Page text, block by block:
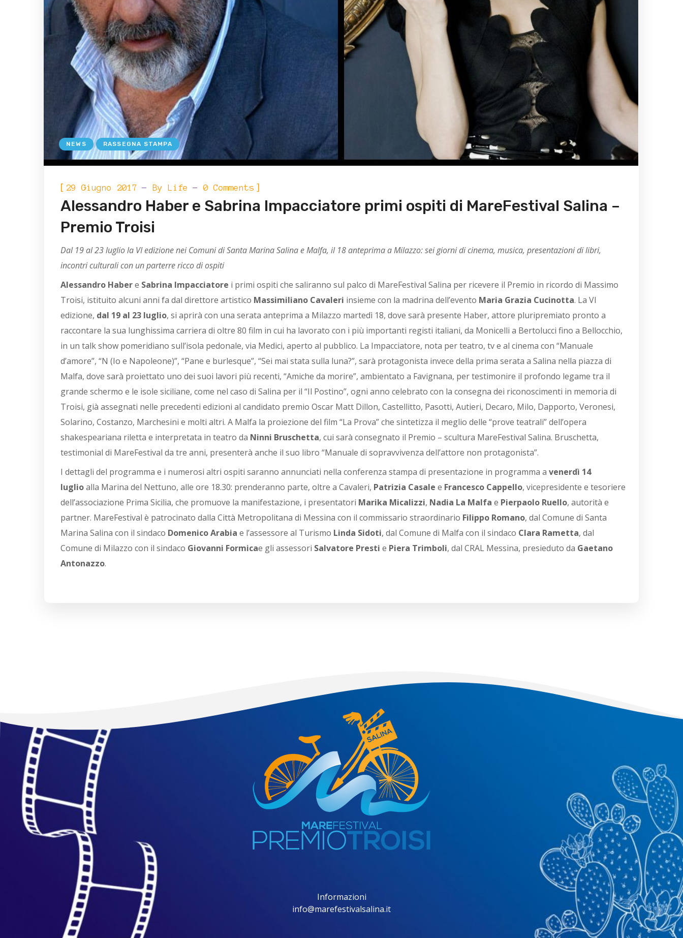
NEWS RASSEGNA STAMPA
[ 29 Giugno 2017 By Life 0 Comments ]
Alessandro Haber e Sabrina Impacciatore primi ospiti di MareFestival Salina –
Premio Troisi
Dal 19 al 23 luglio la VI edizione nei Comuni di Santa Marina Salina e Malfa, il 18 anteprima a Milazzo:sei giorni di cinema, musica, presentazioni di libri,
incontri culturali con un parterre ricco di ospiti
Alessandro Habere Sabrina Impacciatore i primi ospiti che saliranno sul palco di MareFestival Salina per ricevere il Premio in ricordo di Massimo
Troisi, istituito alcuni anni fa dal direttore artistico Massimiliano Cavaleri insieme con la madrina dell’evento Maria Grazia Cucinotta. La VI
edizione, dal 19 al 23 luglio, si aprirà con una serata anteprima a Milazzo martedì 18, dove sarà presente Haber, attore pluripremiato pronto a
raccontare la sua lunghissima carriera di oltre 80 film in cui ha lavorato con i più importanti registi italiani, da Monicelli a Bertolucci fino a Bellocchio,
in un talk show pomeridiano sull’isola pedonale, via Medici, aperto al pubblico. La Impacciatore, nota per teatro, tv e al cinema con “Manuale
d’amore”, “N (Io e Napoleone)”, “Pane e burlesque”, “Sei mai stata sulla luna?”, sarà protagonista invece della prima serata a Salina nella piazza di
Malfa, dove sarà proiettato uno dei suoi lavori più recenti, “Amiche da morire”, ambientato a Favignana, per testimonire il profondo legame tra il
grande schermo e le isole siciliane, come nel caso di Salina per il “Il Postino”, ogni anno celebrato con la consegna dei riconoscimenti in memoria di
Troisi, già assegnati nelle precedenti edizioni al candidato premio Oscar Matt Dillon, Castellitto, Pasotti, Autieri, Decaro, Milo, Dapporto, Veronesi,
Solarino, Costanzo, Marchesini e molti altri. A Malfa la proiezione del film “La Prova” che sintetizza il meglio delle “prove teatrali” dell’opera
shakespeariana riletta e interpretata in teatro da Ninni Bruschetta, cui sarà consegnato il Premio – scultura MareFestival Salina. Bruschetta,
testimonial di MareFestival da tre anni, presenterà anche il suo libro “Manuale di sopravvivenza dell’attore non protagonista”.
I dettagli del programma e i numerosi altri ospiti saranno annunciati nella conferenza stampa di presentazione in programma a venerdì 14
luglioalla Marina del Nettuno, alle ore 18.30: prenderanno parte, oltre a Cavaleri, Patrizia Casale e Francesco Cappello, vicepresidente e tesoriere
dell’associazione Prima Sicilia, che promuove la manifestazione, i presentatori Marika Micalizzi, Nadia La Malfa e Pierpaolo Ruello, autorità e
partner. MareFestival è patrocinato dalla Città Metropolitana di Messina con il commissario straordinario Filippo Romano, dal Comune di Santa
Marina Salina con il sindaco Domenico Arabia e l’assessore al Turismo Linda Sidoti, dal Comune di Malfa con il sindaco Clara Rametta, dal
Comune di Milazzo con il sindaco Giovanni Formicae gli assessori Salvatore Presti e Piera Trimboli, dal CRAL Messina, presieduto da Gaetano
Antonazzo.
Informazioni
info@marefestivalsalina.it